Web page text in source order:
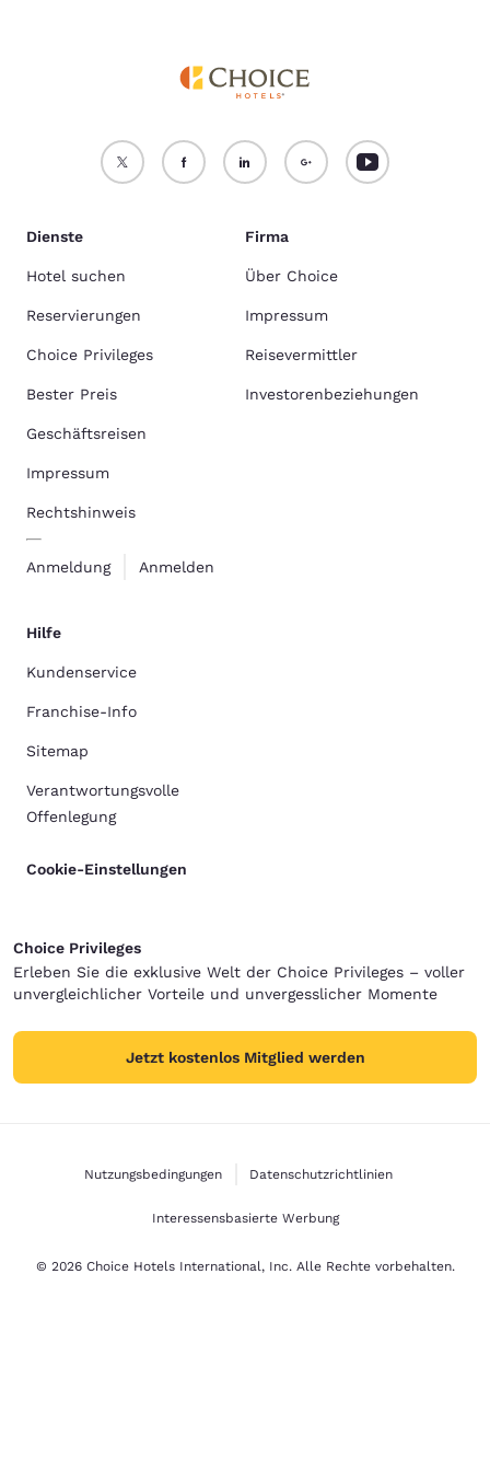
Dienste
Hotel suchen
Reservierungen
Choice Privileges
Bester Preis
Geschäftsreisen
Impressum
Rechtshinweis
Anmeldung Anmelden
Firma
Über Choice
Impressum
Reisevermittler
Investorenbeziehungen
Hilfe
Kundenservice
Franchise-Info
Sitemap
Verantwortungsvolle
Offenlegung
Cookie-Einstellungen
Choice Privileges
Erleben Sie die exklusive Welt der Choice Privileges – voller
unvergleichlicher Vorteile und unvergesslicher Momente
Jetzt kostenlos Mitglied werden
Nutzungsbedingungen Datenschutzrichtlinien
Interessensbasierte Werbung
© 2026 Choice Hotels International, Inc. Alle Rechte vorbehalten.